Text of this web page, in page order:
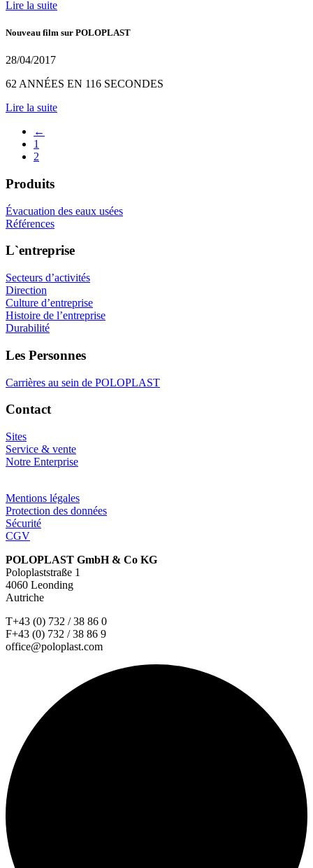
Lire la suite
Nouveau film sur POLOPLAST
28/04/2017
62 ANNÉES EN 116 SECONDES
Lire la suite
←
1
2
Produits
Évacuation des eaux usées
Références
L`entreprise
Secteurs d’activités
Direction
Culture d’entreprise
Histoire de l’entreprise
Durabilité
Les Personnes
Carrières au sein de POLOPLAST
Contact
Sites
Service & vente
Notre Enterprise
Mentions légales
Protection des données
Sécurité
CGV
POLOPLAST GmbH & Co KG
Poloplaststraße 1
4060 Leonding
Autriche
T+43 (0) 732 / 38 86 0
F+43 (0) 732 / 38 86 9
office@poloplast.com